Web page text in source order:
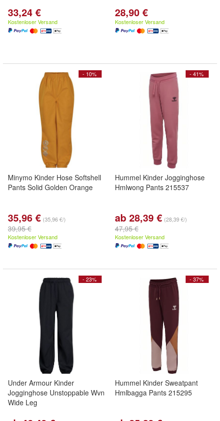
33,24 €
Kostenloser Versand
28,90 €
Kostenloser Versand
- 10%
Minymo Kinder Hose Softshell
Pants Solid Golden Orange
35,96 € (35,96 €/)
39,95 €
Kostenloser Versand
- 41%
Hummel Kinder Jogginghose
Hmlwong Pants 215537
ab 28,39 € (28,39 €/)
47,95 €
Kostenloser Versand
- 23%
Under Armour Kinder
Jogginghose Unstoppable Wvn
Wide Leg
- 37%
Hummel Kinder Sweatpant
Hmlbagga Pants 215295